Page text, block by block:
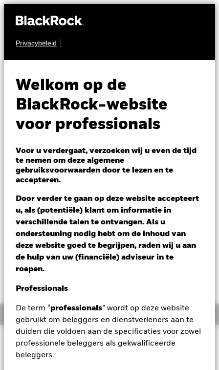
Privacybeleid
Welkom op de
BlackRock-website
voor professionals
Voor u verdergaat, verzoeken wij u even de tijd
te nemen om deze algemene
gebruiksvoorwaarden door te lezen en te
accepteren.
Door verder te gaan op deze website accepteert
u, als (potentiële) klant om informatie in
verschillende talen te ontvangen. Als u
ondersteuning nodig hebt om de inhoud van
deze website goed te begrijpen, raden wij u aan
de hulp van uw (financiële) adviseur in te
roepen.
Professionals
De term “professionals” wordt op deze website
gebruikt om beleggers en dienstverleners aan te
duiden die voldoen aan de specificaties voor zowel
professionele beleggers als gekwalificeerde
beleggers.
AANDELEN
World Equity Fund
NAV per 05/aug/2026
USD 282,11
Verandering NAV 1 dag per 05/aug/2026
USD 1,97 (0,70%)
Morningstar Rating
Overzicht
Beleggingsdoel
Het Fonds streeft naar kapitaalgroei op lange termijn op uw